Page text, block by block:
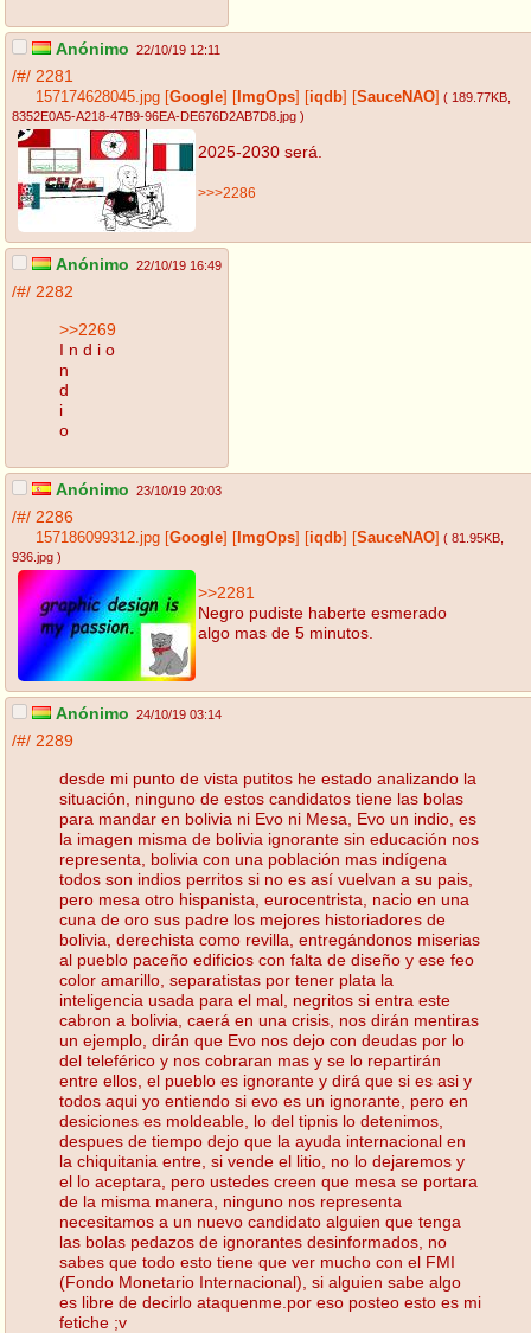
Anónimo 22/10/19 12:11
/#/ 2281
157174628045.jpg Google ImgOps iqdb SauceNAO ( 189.77KB
8352E0A5-A218-47B9-96EA-DE676D2AB7D8.jpg )
2025-2030 será.
>>>2286
Anónimo 22/10/19 16:49
/#/ 2282
>>2269
I n d i o
n
d
i
o
Anónimo 23/10/19 20:03
/#/ 2286
157186099312.jpg Google ImgOps iqdb SauceNAO ( 81.95KB
936.jpg )
>>2281
Negro pudiste haberte esmerado
algo mas de 5 minutos.
Anónimo 24/10/19 03:14
/#/ 2289
desde mi punto de vista putitos he estado analizando la
situación, ninguno de estos candidatos tiene las bolas
para mandar en bolivia ni Evo ni Mesa, Evo un indio, es
la imagen misma de bolivia ignorante sin educación nos
representa, bolivia con una población mas indígena
todos son indios perritos si no es así vuelvan a su pais,
pero mesa otro hispanista, eurocentrista, nacio en una
cuna de oro sus padre los mejores historiadores de
bolivia, derechista como revilla, entregándonos miserias
al pueblo paceño edificios con falta de diseño y ese feo
color amarillo, separatistas por tener plata la
inteligencia usada para el mal, negritos si entra este
cabron a bolivia, caerá en una crisis, nos dirán mentiras
un ejemplo, dirán que Evo nos dejo con deudas por lo
del teleférico y nos cobraran mas y se lo repartirán
entre ellos, el pueblo es ignorante y dirá que si es asi y
todos aqui yo entiendo si evo es un ignorante, pero en
desiciones es moldeable, lo del tipnis lo detenimos,
despues de tiempo dejo que la ayuda internacional en
la chiquitania entre, si vende el litio, no lo dejaremos y
el lo aceptara, pero ustedes creen que mesa se portara
de la misma manera, ninguno nos representa
necesitamos a un nuevo candidato alguien que tenga
las bolas pedazos de ignorantes desinformados, no
sabes que todo esto tiene que ver mucho con el FMI
(Fondo Monetario Internacional), si alguien sabe algo
es libre de decirlo ataquenme.por eso posteo esto es mi
fetiche ;v